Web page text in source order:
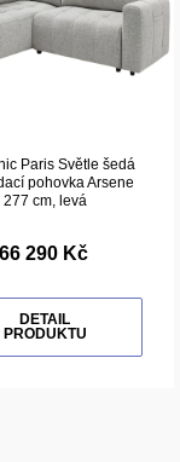
Paris Světle šedá
pohovka Arsene
277 cm, levá
66 290 Kč
DETAIL
PRODUKTU